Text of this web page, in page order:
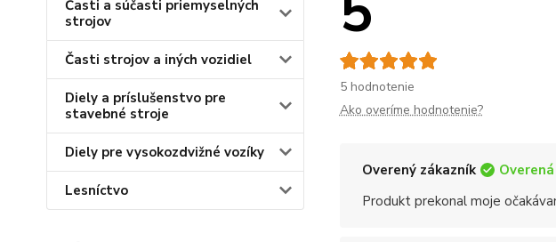
Časti a súčasti priemyselných
strojov
Časti strojov a iných vozidiel
Diely a príslušenstvo pre
stavebné stroje
Diely pre vysokozdvižné vozíky
Lesníctvo
5 hodnotenie
Ako overíme hodnotenie?
Overený zákazník
Produkt prekonal moje